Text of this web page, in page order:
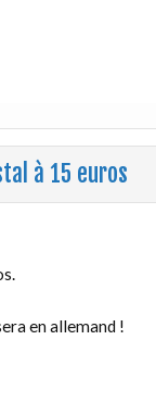
à 15 euros
en allemand !